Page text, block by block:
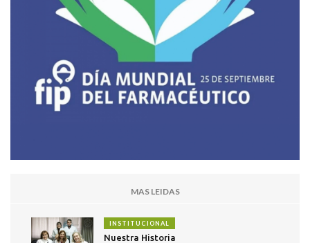
MAS LEIDAS
INSTITUCIONAL
Nuestra Historia